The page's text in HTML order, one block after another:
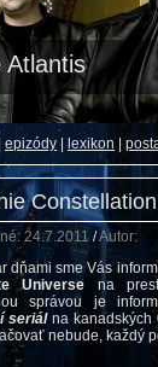
Atlantis
epizódy| lexikon
24.7.2011 /Autor:
dňami sme Vás
Universe na
správou je
seriálna kanadských
nebude, každý